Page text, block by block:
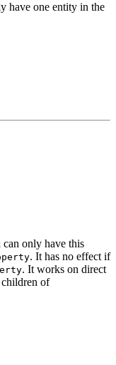
have one entity in the
can only have this
. It has no effect if
. It works on direct
of